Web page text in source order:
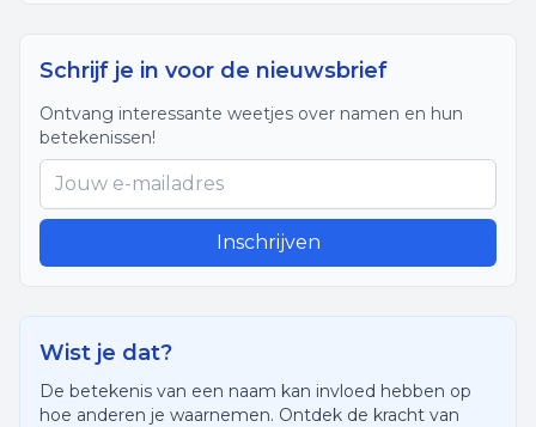
Schrijf je in voor de nieuwsbrief
Ontvang interessante weetjes over namen en hun
betekenissen!
Inschrijven
Wist je dat?
De betekenis van een naam kan invloed hebben op
hoe anderen je waarnemen. Ontdek de kracht van